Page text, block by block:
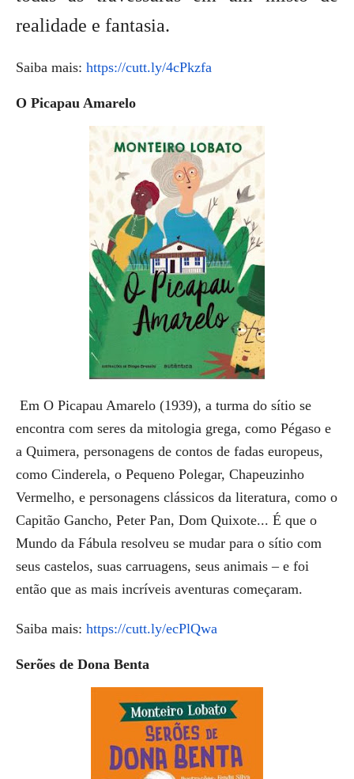
realidade e fantasia.
Saiba mais: https://cutt.ly/4cPkzfa
O Picapau Amarelo
Em O Picapau Amarelo (1939), a turma do sítio se
encontra com seres da mitologia grega, como Pégaso e
a Quimera, personagens de contos de fadas europeus,
como Cinderela, o Pequeno Polegar, Chapeuzinho
Vermelho, e personagens clássicos da literatura, como o
Capitão Gancho, Peter Pan, Dom Quixote... É que o
Mundo da Fábula resolveu se mudar para o sítio com
seus castelos, suas carruagens, seus animais – e foi
então que as mais incríveis aventuras começaram.
Saiba mais: https://cutt.ly/ecPlQwa
Serões de Dona Benta